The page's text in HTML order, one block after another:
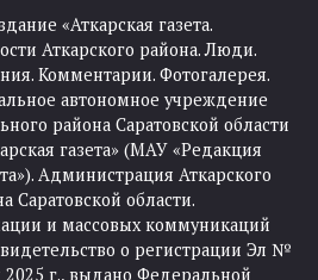
«Аткарская газета.
Аткарского района. Люди.
Комментарии. Фотогалерея.
автономное учреждение
района Саратовской области
газета» (МАУ «Редакция
Администрация Аткарского
Саратовской области.
и массовых коммуникаций
о регистрации Эл №
г., выдано Федеральной